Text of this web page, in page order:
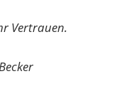
Vertrauen.